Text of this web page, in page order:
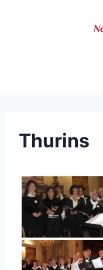
Thurins